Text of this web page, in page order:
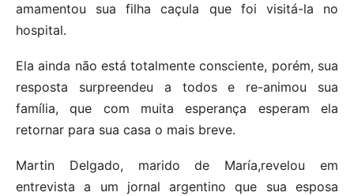
amamentou sua filha caçula que foi visitá-la no
hospital.
Ela ainda não está totalmente consciente, porém, sua
resposta surpreendeu a todos e re-animou sua
família, que com muita esperança esperam ela
retornar para sua casa o mais breve.
Martin Delgado, marido de María,revelou em
entrevista a um jornal argentino que sua esposa